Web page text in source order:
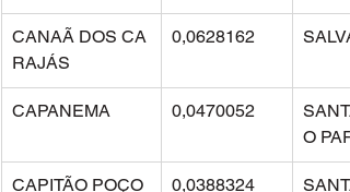
CANAÃ DOS CA
RAJÁS
0,0628162
CAPANEMA 0,0470052
O
CAPITÃO POÇO 0,0388324